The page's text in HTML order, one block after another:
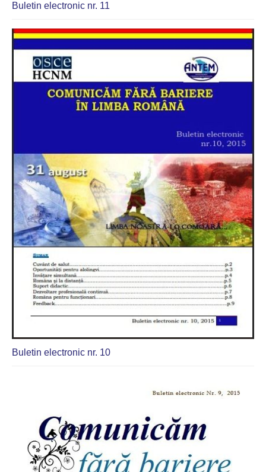
Buletin electronic nr. 11
Buletin electronic nr. 10